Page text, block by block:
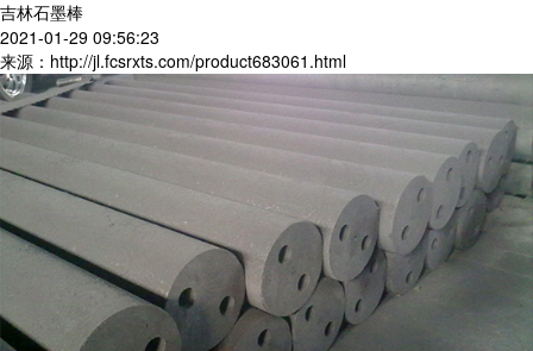
吉林石墨棒
2021-01-29 09:56:23
来源：http://jl.fcsrxts.com/product683061.html